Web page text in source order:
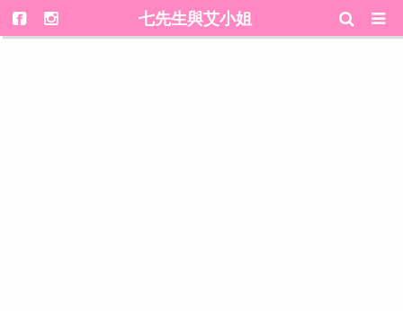
七先生與艾小姐